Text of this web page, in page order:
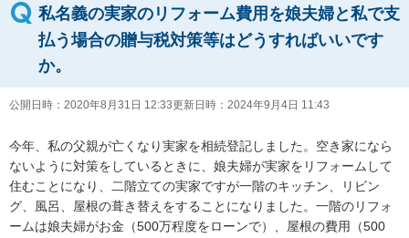
私名義の実家のリフォーム費用を娘夫婦と私で支
払う場合の贈与税対策等はどうすればいいです
か。
公開日時： 2020年8月31日 12:33更新日時： 2024年9月4日 11:43
今年、私の父親が亡くなり実家を相続登記しました。空き家になら
ないように対策をしているときに、娘夫婦が実家をリフォームして
住むことになり、二階立ての実家ですが一階のキッチン、リビン
グ、風呂、屋根の葺き替えをすることになりました。一階のリフォ
ームは娘夫婦がお金（500万程度をローンで）、屋根の費用（500